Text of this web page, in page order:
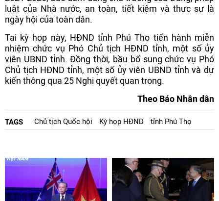
luật của Nhà nước, an toàn, tiết kiệm và thực sự là
ngày hội của toàn dân.
Tại kỳ họp này, HĐND tỉnh Phú Thọ tiến hành miễn
nhiệm chức vụ Phó Chủ tịch HĐND tỉnh, một số ủy
viên UBND tỉnh. Đồng thời, bầu bổ sung chức vụ Phó
Chủ tịch HĐND tỉnh, một số ủy viên UBND tỉnh và dự
kiến thông qua 25 Nghị quyết quan trọng.
Theo Báo Nhân dân
TAGS Chủ tịch Quốc hội Kỳ họp HĐND tỉnh Phú Thọ